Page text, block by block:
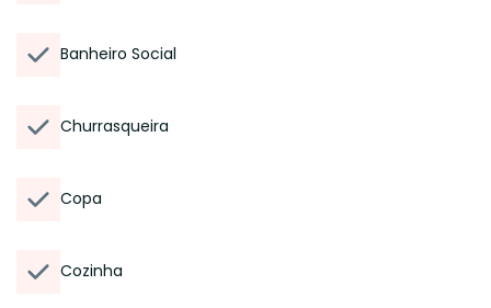
Banheiro Social
Churrasqueira
Copa
Cozinha